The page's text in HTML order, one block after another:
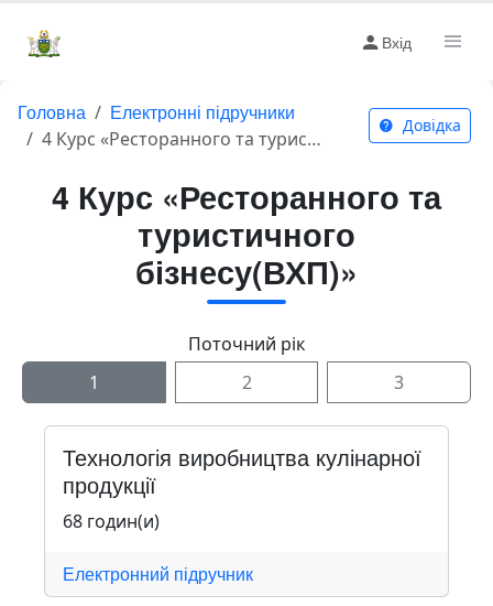
Вхід
Головна Електронні підручники
4 Курс «Ресторанного та туристичного бізнесу(ВХП)»
Довідка
4 Курс «Ресторанного та
туристичного
бізнесу(ВХП)»
Поточний рік
1
2 3
Технологія виробництва кулінарної
продукції
68 годин(и)
Електронний підручник